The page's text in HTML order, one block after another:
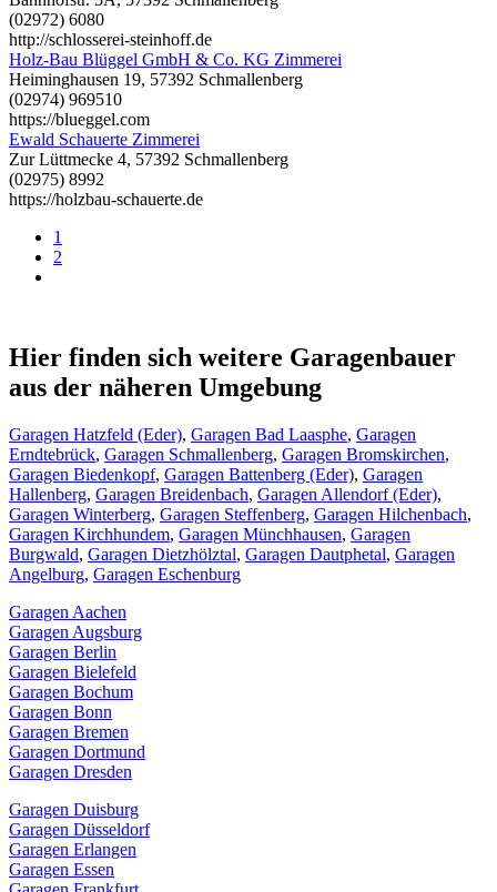
(02972) 6080
http://schlosserei-steinhoff.de
Holz-Bau Blüggel GmbH & Co. KG Zimmerei
Heiminghausen 19, 57392 Schmallenberg
(02974) 969510
https://blueggel.com
Ewald Schauerte Zimmerei
Zur Lüttmecke 4, 57392 Schmallenberg
(02975) 8992
https://holzbau-schauerte.de
1
2
Hier finden sich weitere Garagenbauer
aus der näheren Umgebung
Garagen Hatzfeld (Eder), Garagen Bad Laasphe, Garagen
Erndtebrück, Garagen Schmallenberg, Garagen Bromskirchen,
Garagen Biedenkopf, Garagen Battenberg (Eder), Garagen
Hallenberg, Garagen Breidenbach, Garagen Allendorf (Eder),
Garagen Winterberg, Garagen Steffenberg, Garagen Hilchenbach,
Garagen Kirchhundem, Garagen Münchhausen, Garagen
Burgwald, Garagen Dietzhölztal, Garagen Dautphetal, Garagen
Angelburg, Garagen Eschenburg
Garagen Aachen
Garagen Augsburg
Garagen Berlin
Garagen Bielefeld
Garagen Bochum
Garagen Bonn
Garagen Bremen
Garagen Dortmund
Garagen Dresden
Garagen Duisburg
Garagen Düsseldorf
Garagen Erlangen
Garagen Essen